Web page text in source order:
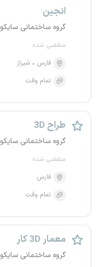
انجین
گروه ساختمانی سایکو
منقضی شده
فارس
شیراز
تمام وقت
طراح 3D
گروه ساختمانی سایکو
منقضی شده
فارس
تمام وقت
معمار 3D کار
گروه ساختمانی سایکو